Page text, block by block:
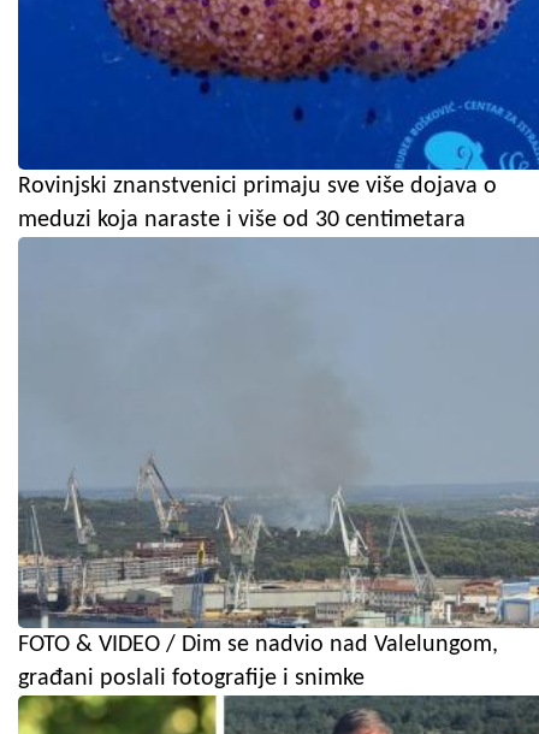
Rovinjski znanstvenici primaju sve više dojava o
meduzi koja naraste i više od 30 centimetara
FOTO & VIDEO / Dim se nadvio nad Valelungom,
građani poslali fotografije i snimke